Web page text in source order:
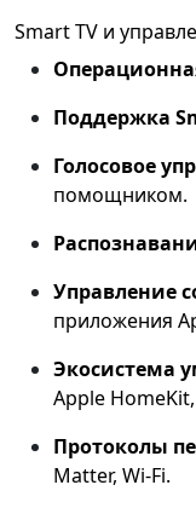
Smart TV и
Поддержка
Голосовое
помощником.
Управление
приложения
Экосистема
Apple
Протоколы
Matter, Wi‑Fi.